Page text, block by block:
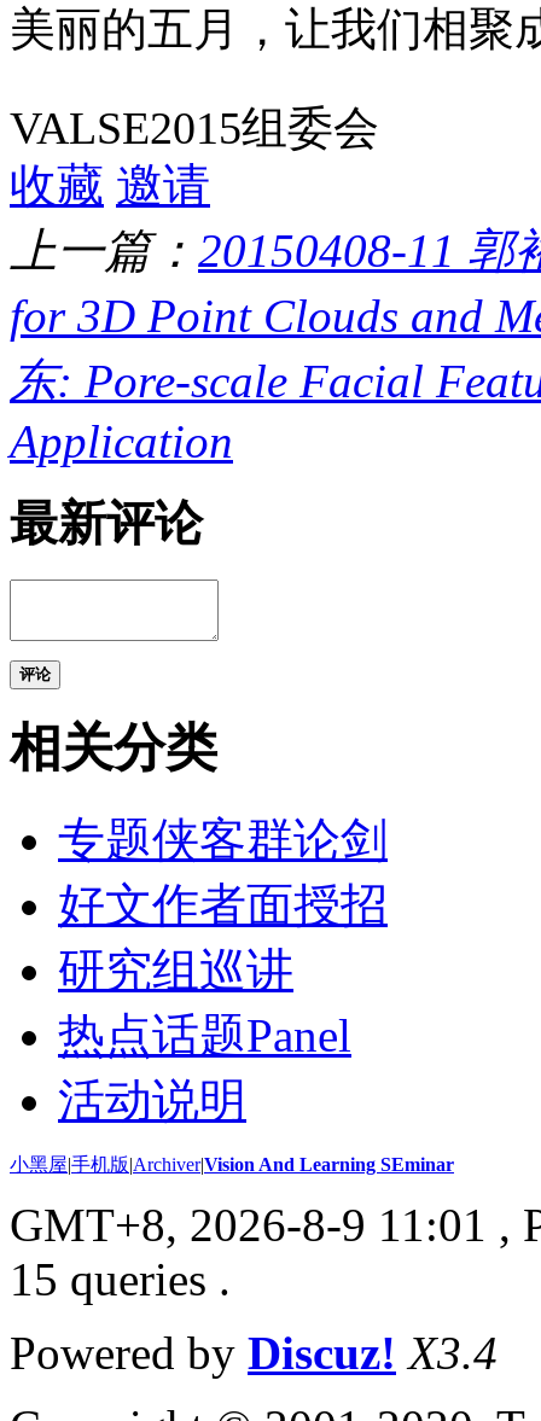
美丽的五月，让我们相聚
VALSE2015组委会
收藏 邀请
上一篇： 20150408-11 郭
for 3D Point Clouds and
东: Pore-scale Facial
Application
最新评论
评论
相关分类
专题侠客群论剑
好文作者面授招
研究组巡讲
热点话题Panel
活动说明
小黑屋|手机版|Archiver|Vision And Learning SEminar
GMT+8, 2026-8-9 11:01 ,
15 queries .
Powered by Discuz! X3.4